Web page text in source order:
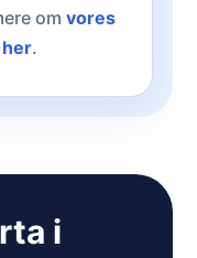
om vores
.
i